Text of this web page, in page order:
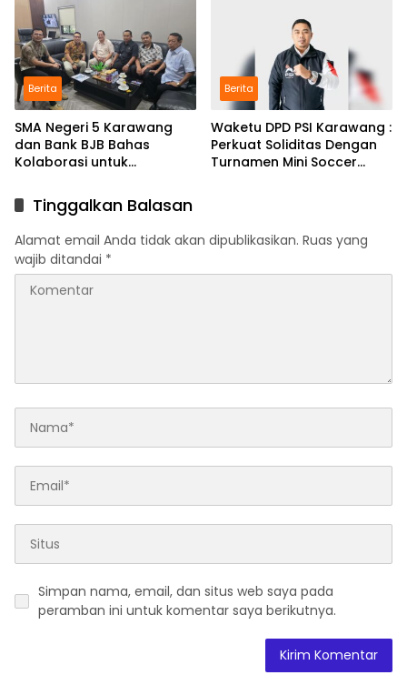
Berita
SMA Negeri 5 Karawang
dan Bank BJB Bahas
Kolaborasi untuk
Pendidikan
Berita
Waketu DPD PSI Karawang :
Perkuat Soliditas Dengan
Turnamen Mini Soccer
Tinggalkan Balasan
Alamat email Anda tidak akan dipublikasikan. Ruas yang
wajib ditandai *
Simpan nama, email, dan situs web saya pada
peramban ini untuk komentar saya berikutnya.